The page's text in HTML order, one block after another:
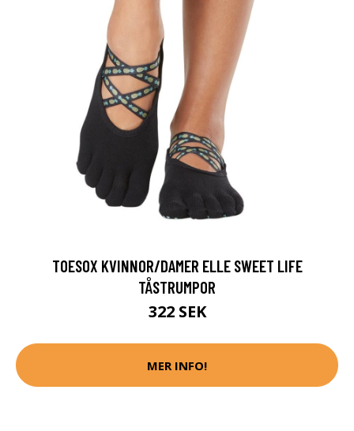
TOESOX KVINNOR/DAMER ELLE SWEET LIFE
TÅSTRUMPOR
322 SEK
MER INFO!